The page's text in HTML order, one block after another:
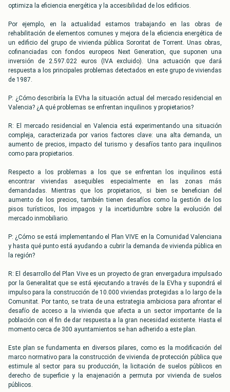
optimiza la eficiencia energética y la accesibilidad de los edificios.
Por ejemplo, en la actualidad estamos trabajando en las obras de
rehabilitación de elementos comunes y mejora de la eficiencia energética de
un edificio del grupo de vivienda pública Sororitat de Torrent. Unas obras,
cofinanciadas con fondos europeos Next Generation, que suponen una
inversión de 2.597.022 euros (IVA excluido). Una actuación que dará
respuesta a los principales problemas detectados en este grupo de viviendas
de 1987.
P: ¿Cómo describiría la EVha la situación actual del mercado residencial en
Valencia? ¿A qué problemas se enfrentan inquilinos y propietarios?
R: El mercado residencial en Valencia está experimentando una situación
compleja, caracterizada por varios factores clave: una alta demanda, un
aumento de precios, impacto del turismo y desafíos tanto para inquilinos
como para propietarios.
Respecto a los problemas a los que se enfrentan los inquilinos está
encontrar viviendas asequibles especialmente en las zonas más
demandadas. Mientras que los propietarios, si bien se benefician del
aumento de los precios, también tienen desafíos como la gestión de los
pisos turísticos, los impagos y la incertidumbre sobre la evolución del
mercado inmobiliario.
P: ¿Cómo se está implementando el Plan VIVE en la Comunidad Valenciana
y hasta qué punto está ayudando a cubrir la demanda de vivienda pública en
la región?
R: El desarrollo del Plan Vive es un proyecto de gran envergadura impulsado
por la Generalitat que se está ejecutando a través de la EVha y supondrá el
impulso para la construcción de 10.000 viviendas protegidas a lo largo de la
Comunitat. Por tanto, se trata de una estrategia ambiciosa para afrontar el
desafío de acceso a la vivienda que afecta a un sector importante de la
población con el fin de dar respuesta a la gran necesidad existente. Hasta el
momento cerca de 300 ayuntamientos se han adherido a este plan.
Este plan se fundamenta en diversos pilares, como es la modificación del
marco normativo para la construcción de vivienda de protección pública que
estimule al sector para su producción, la licitación de suelos públicos en
derecho de superficie y la enajenación a permuta por vivienda de suelos
públicos.